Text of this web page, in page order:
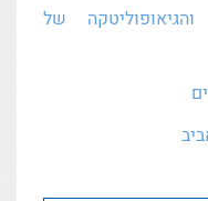
של